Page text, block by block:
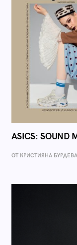
ASICS: SOUND
ОТ КРИСТИЯНА БУРДЕВА